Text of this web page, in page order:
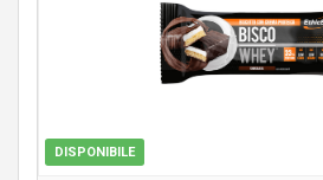
DISPONIBILE